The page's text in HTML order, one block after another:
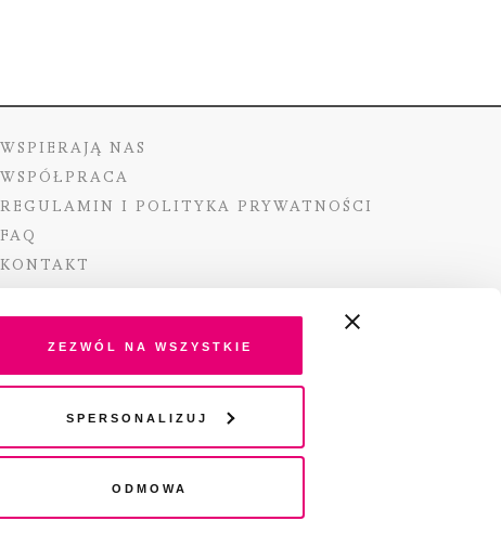
Zezwól na wszystkie
Spersonalizuj
Odmowa
WSPIERAJĄ NAS
WSPÓŁPRACA
REGULAMIN I POLITYKA PRYWATNOŚCI
FAQ
KONTAKT
ze środków Ministra Kultury i Dziedzictwa
pochodzących z Funduszu Promocji Kultury –